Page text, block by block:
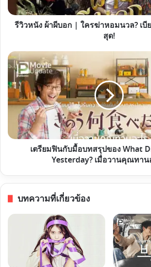
ใคร
ฆ่า
หอม
เบียว
แล้ว
ต้อง
ไป
ให้
สุด!
รีวิวหนัง ผ้าผีบอก | ใครฆ่าหอมนวล? เบี
สุด!
เต
รี
ยม
ฟิ
นกับ
บท
สรุป
Did
Eat
Yesterday?
ทาน
เตรียมฟินกับมื้อบทสรุปของ What
Yesterday? เมื่อวานคุณทาน
บทความที่เกี่ยวข้อง